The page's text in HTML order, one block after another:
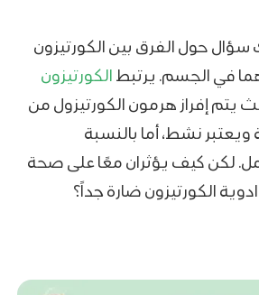
حول الفرق بين الكورتيزون
في الجسم. يرتبط الكورتيزون
يتم إفراز هرمون الكورتيزول من
ويعتبر نشط، أما بالنسبة
لكن كيف يؤثران معًا على صحة
الكورتيزون ضارة جداً؟